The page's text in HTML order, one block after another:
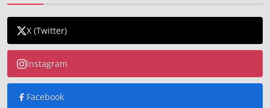
X (Twitter)
Instagram
Facebook